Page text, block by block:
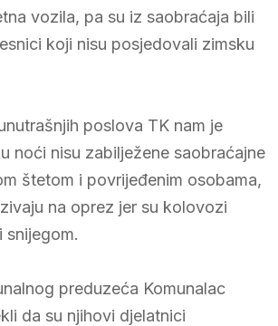
vozila, pa su iz saobraćaja bili
koji nisu posjedovali zimsku
poslova TK nam je
noći nisu zabilježene saobraćajne
štetom i povrijeđenim osobama,
na oprez jer su kolovozi
snijegom.
preduzeća Komunalac
da su njihovi djelatnici